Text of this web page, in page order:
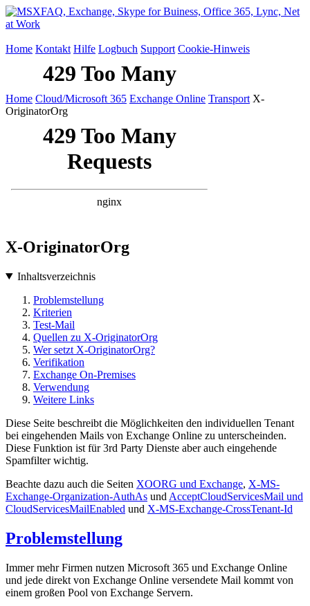
Home Kontakt Hilfe Logbuch Support Cookie-Hinweis
Home Cloud/Microsoft 365 Exchange Online Transport X-
OriginatorOrg
X-OriginatorOrg
Inhaltsverzeichnis
Problemstellung
Kriterien
Test-Mail
Quellen zu X-OriginatorOrg
Wer setzt X-OriginatorOrg?
Verifikation
Exchange On-Premises
Verwendung
Weitere Links
Diese Seite beschreibt die Möglichkeiten den individuellen Tenant
bei eingehenden Mails von Exchange Online zu unterscheinden.
Diese Funktion ist für 3rd Party Dienste aber auch eingehende
Spamfilter wichtig.
Beachte dazu auch die Seiten XOORG und Exchange, X-MS-
Exchange-Organization-AuthAs und AcceptCloudServicesMail und
CloudServicesMailEnabled und X-MS-Exchange-CrossTenant-Id
Problemstellung
Immer mehr Firmen nutzen Microsoft 365 und Exchange Online
und jede direkt von Exchange Online versendete Mail kommt von
einem großen Pool von Exchange Servern.